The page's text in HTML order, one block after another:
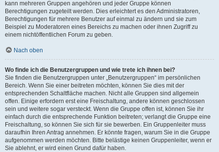
kann mehreren Gruppen angehören und jeder Gruppe können
Berechtigungen zugeteilt werden. Dies erleichtert es den Administratoren,
Berechtigungen für mehrere Benutzer auf einmal zu ändern und sie zum
Beispiel zu Moderatoren eines Bereichs zu machen oder ihnen Zugriff zu
einem nichtöffentlichen Forum zu geben.
Nach oben
Wo finde ich die Benutzergruppen und wie trete ich ihnen bei?
Sie finden die Benutzergruppen unter „Benutzergruppen“ im persönlichen
Bereich. Wenn Sie einer beitreten möchten, können Sie dies mit der
entsprechenden Schaltfläche machen. Nicht alle Gruppen sind allgemein
offen. Einige erfordern erst eine Freischaltung, andere können geschlossen
sein und weitere sogar versteckt. Wenn die Gruppe offen ist, können Sie ihr
einfach durch die entsprechende Funktion beitreten; verlangt die Gruppe eine
Freischaltung, so können Sie sich für sie bewerben. Ein Gruppenleiter muss
daraufhin Ihren Antrag annehmen. Er könnte fragen, warum Sie in die Gruppe
aufgenommen werden möchten. Bitte belästige keinen Gruppenleiter, wenn er
Sie ablehnt, er wird einen Grund dafür haben.